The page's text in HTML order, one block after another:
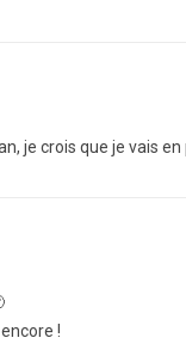
je crois que je vais en
!